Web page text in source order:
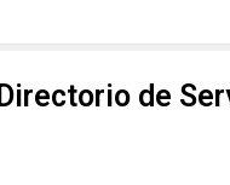
Directorio de